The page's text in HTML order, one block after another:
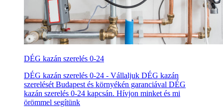
DÉG kazán szerelés 0-24
DÉG kazán szerelés 0-24 - Vállaljuk DÉG kazán
szerelését Budapest és környékén garanciával DÉG
kazán szerelés 0-24 kapcsán. Hívjon minket és mi
örömmel segítünk